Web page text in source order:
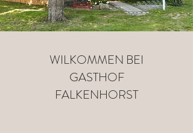
WILKOMMEN BEI
GASTHOF
FALKENHORST